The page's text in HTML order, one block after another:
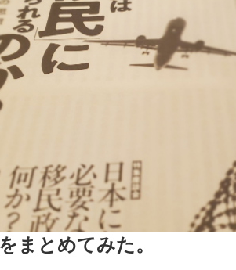
まとめてみた。